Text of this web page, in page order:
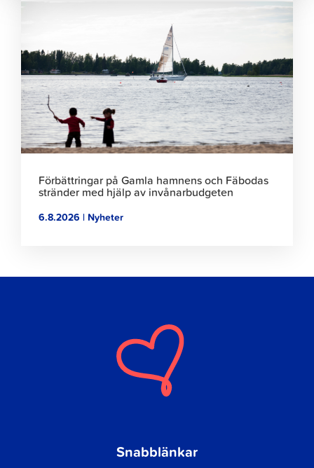
läsa
artikeln
Förbättringar på Gamla hamnens och Fäbodas
stränder med hjälp av invånarbudgeten
6.8.2026 | Nyheter
Snabblänkar